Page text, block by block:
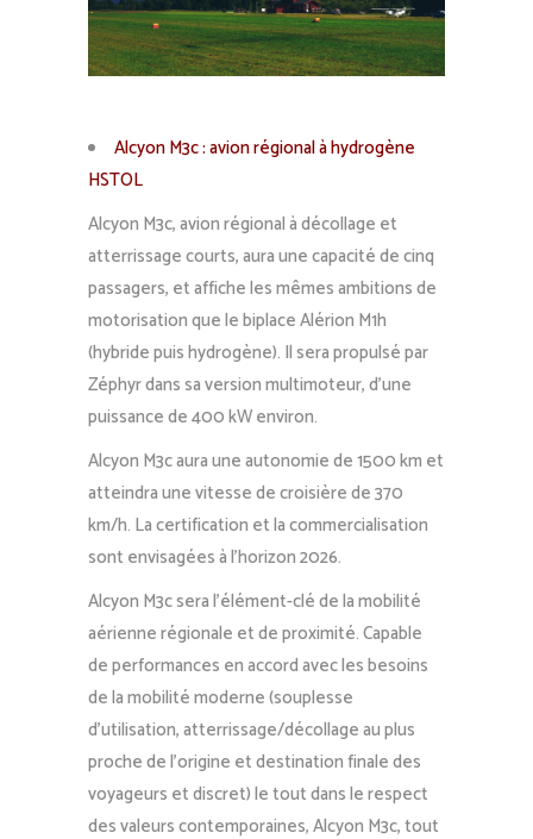
Alcyon M3c : avion régional à hydrogène
HSTOL
Alcyon M3c, avion régional à décollage et
atterrissage courts, aura une capacité de cinq
passagers, et affiche les mêmes ambitions de
motorisation que le biplace Alérion M1h
(hybride puis hydrogène). Il sera propulsé par
Zéphyr dans sa version multimoteur, d’une
puissance de 400 kW environ.
Alcyon M3c aura une autonomie de 1500 km et
atteindra une vitesse de croisière de 370
km/h. La certification et la commercialisation
sont envisagées à l’horizon 2026.
Alcyon M3c sera l’élément-clé de la mobilité
aérienne régionale et de proximité. Capable
de performances en accord avec les besoins
de la mobilité moderne (souplesse
d’utilisation, atterrissage/décollage au plus
proche de l’origine et destination finale des
voyageurs et discret) le tout dans le respect
des valeurs contemporaines, Alcyon M3c, tout